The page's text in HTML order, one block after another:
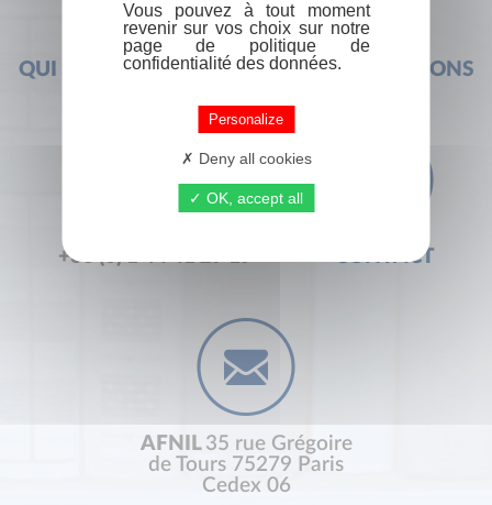
QUI SOMMES-NOUS ? FOIRE AUX QUESTIONS
+33 (0) 1 44 41 29 19 CONTACT
AFNIL 35 rue Grégoire
de Tours 75279 Paris
Cedex 06
Vous pouvez à tout moment
revenir sur vos choix sur notre
page de politique de
confidentialité des données.
Personalize
Deny all cookies
OK, accept all